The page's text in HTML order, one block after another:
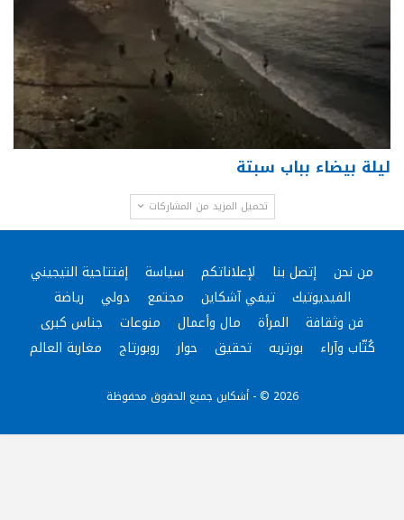
ليلة بيضاء بباب سبتة
تحميل المزيد من المشاركات
من نحن إتصل بنا لإعلاناتكم سياسة
إفتتاحية التيجيني
الفيديوتيك
تيفي آشكاين مجتمع دولي
رياضة
فن وثقافة
المرأة مال وأعمال منوعات
جناس كبرى
كُتّاب وآراء
بورتريه تحقيق حوار روبورتاج مغاربة العالم
2026 © - أشكاين جميع الحقوق محفوظة